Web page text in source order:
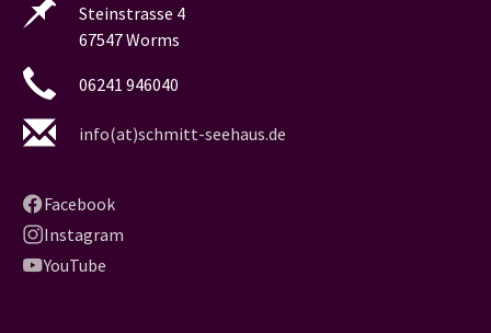
Steinstrasse 4
67547 Worms
06241 946040
info(at)schmitt-seehaus.de
Facebook
Instagram
YouTube